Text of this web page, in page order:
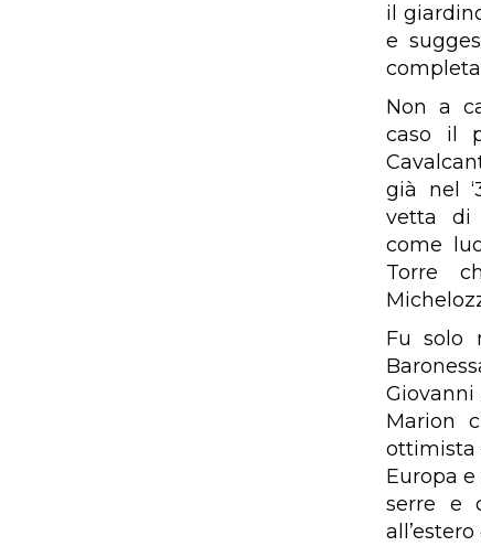
il
e
Non a
caso il
già nel
vetta di
come
Torre
Fu solo
Marion
ottimista
Europa
serre e